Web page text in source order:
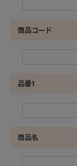
商品コード
品番1
商品名